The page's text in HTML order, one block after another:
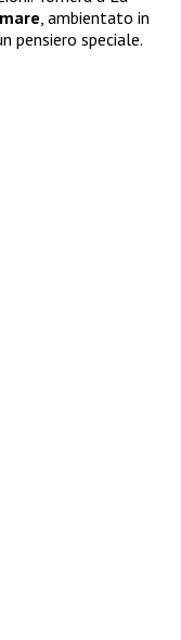
, ambientato in
pensiero speciale.